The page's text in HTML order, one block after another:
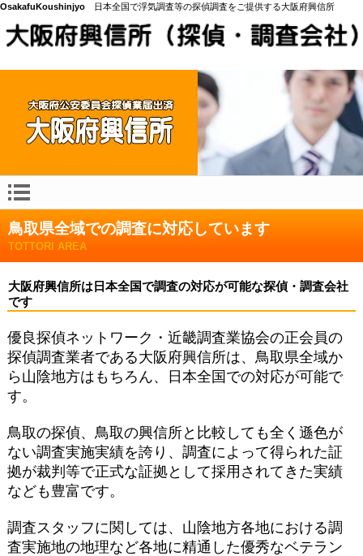
OsakafuKoushinjyo 日本全国で浮気調査等の探偵調査をご提供する大阪府興信所
鳥取県全域での調査に対応しています
TOTTORI AREA
大阪府興信所は日本全国で調査の対応が可能な探偵・調査会社
です
優良探偵ネットワーク・近畿調査業協会の正会員の
探偵調査業者である大阪府興信所は、鳥取県全域か
ら山陰地方はもちろん、日本全国での対応が可能で
す。
鳥取の探偵、鳥取の興信所と比較しても全く遜色が
ない調査実施実績を誇り、調査によって得られた証
拠が裁判等で正式な証拠として採用されてきた実績
なども豊富です。
調査スタッフに関しては、山陰地方各地における調
査実施地の地理など各地に精通した優秀なベテラン